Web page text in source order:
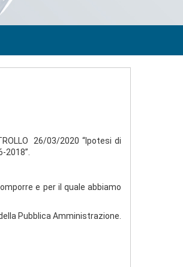
26/03/2020 “Ipotesi di
e per il quale abbiamo
Pubblica Amministrazione.